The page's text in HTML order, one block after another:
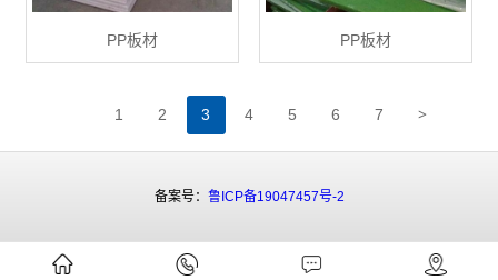
PP板材 PP板材
1 2 3 4 5 6 7 >
备案号： 鲁ICP备19047457号-2